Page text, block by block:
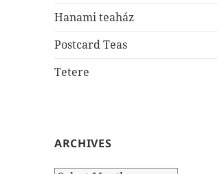
Hanami teaház
Postcard Teas
Tetere
ARCHIVES